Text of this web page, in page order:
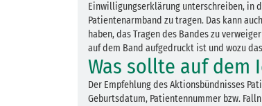
Einwilligungserklärung unterschreiben, in
Patientenarmband zu tragen. Das kann
haben, das Tragen des Bandes zu
auf dem Band aufgedruckt ist und wozu
Was sollte auf dem
Der Empfehlung des Aktionsbündnisses
Geburtsdatum, Patientennummer bzw.